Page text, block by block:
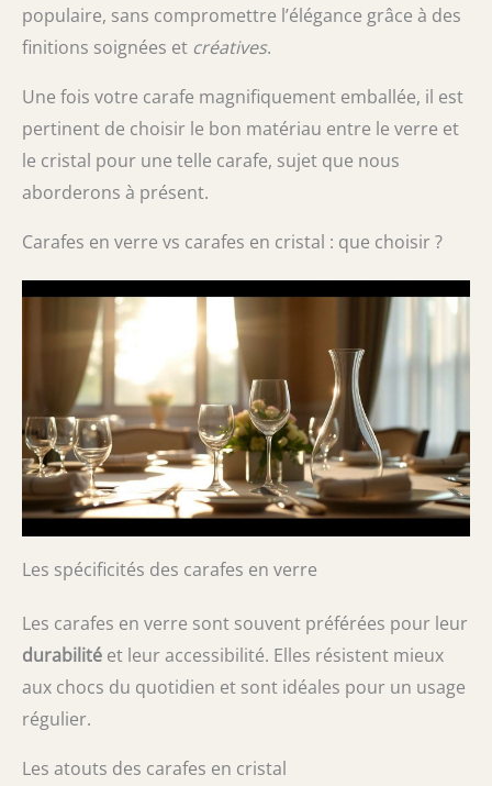
populaire, sans compromettre l’élégance grâce à des
finitions soignées et créatives.
Une fois votre carafe magnifiquement emballée, il est
pertinent de choisir le bon matériau entre le verre et
le cristal pour une telle carafe, sujet que nous
aborderons à présent.
Carafes en verre vs carafes en cristal : que choisir ?
Les spécificités des carafes en verre
Les carafes en verre sont souvent préférées pour leur
durabilité et leur accessibilité. Elles résistent mieux
aux chocs du quotidien et sont idéales pour un usage
régulier.
Les atouts des carafes en cristal